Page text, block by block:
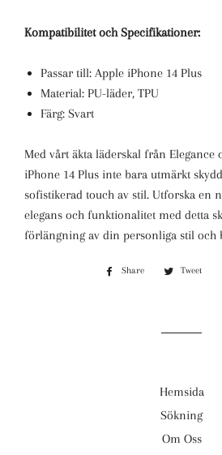
Kompatibilitet och Specifikationer:
Passar till: Apple iPhone 14 Plus
Material: PU-läder, TPU
Färg: Svart
Med vårt äkta läderskal från Elegance
iPhone 14 Plus inte bara utmärkt
sofistikerad touch av stil. Utforska en
elegans och funktionalitet med detta
förlängning av din personliga stil och
Share
Share
Tweet
Hemsida
Sökning
Om Oss